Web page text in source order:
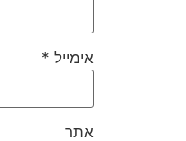
אימייל *
אתר